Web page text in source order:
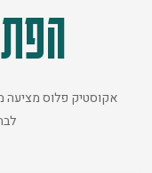
אקוסטיק פלוס מציעה